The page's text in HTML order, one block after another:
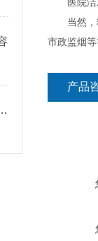
环境下的使用方法?
当然，粉
市政监烟
产品